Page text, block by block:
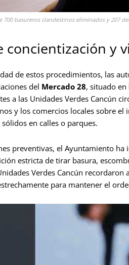
700 basureros clandestinos eliminados y 207
concientización y
de estos procedimientos, las
del Mercado 28, situado en
a las Unidades Verdes Cancún
y los comercios locales sobre
en calles o parques.
preventivas, el Ayuntamiento
estricta de tirar basura,
Verdes Cancún
para mantener el